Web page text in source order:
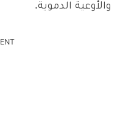
والأوعية الدموية.